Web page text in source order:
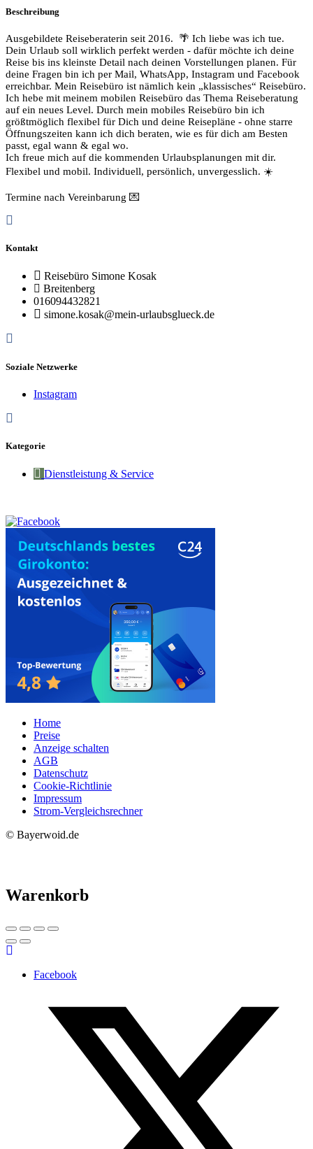
Beschreibung
Ausgebildete Reiseberaterin seit 2016. 🌴 Ich liebe was ich tue.
Dein Urlaub soll wirklich perfekt werden - dafür möchte ich deine
Reise bis ins kleinste Detail nach deinen Vorstellungen planen. Für
deine Fragen bin ich per Mail, WhatsApp, Instagram und Facebook
erreichbar. Mein Reisebüro ist nämlich kein „klassisches“ Reisebüro.
Ich hebe mit meinem mobilen Reisebüro das Thema Reiseberatung
auf ein neues Level. Durch mein mobiles Reisebüro bin ich
größtmöglich flexibel für Dich und deine Reisepläne - ohne starre
Öffnungszeiten kann ich dich beraten, wie es für dich am Besten
passt, egal wann & egal wo.
Ich freue mich auf die kommenden Urlaubsplanungen mit dir.
Flexibel und mobil. Individuell, persönlich, unvergesslich. ☀️
Termine nach Vereinbarung 💌
Kontakt
Reisebüro Simone Kosak
Breitenberg
016094432821
simone.kosak@mein-urlaubsglueck.de
Soziale Netzwerke
Instagram
Kategorie
Dienstleistung & Service
Home
Preise
Anzeige schalten
AGB
Datenschutz
Cookie-Richtlinie
Impressum
Strom-Vergleichsrechner
© Bayerwoid.de
Warenkorb
Facebook